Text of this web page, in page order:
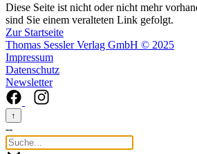
Diese Seite ist nicht oder nicht mehr
sind Sie einem veralteten Link gefolgt.
Zur Startseite
Thomas Sessler Verlag GmbH © 2025
Impressum
Datenschutz
Newsletter
↑
--